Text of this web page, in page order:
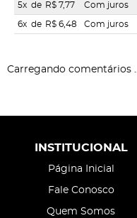
5x de R$ 7,77 Com juros
6x de R$ 6,48 Com juros
Carregando comentários
INSTITUCIONAL
Página Inicial
Fale Conosco
Quem Somos